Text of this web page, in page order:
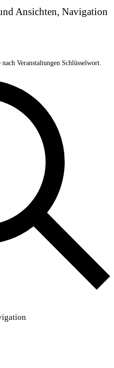
Ansichten, Navigation
Veranstaltungen Schlüsselwort.